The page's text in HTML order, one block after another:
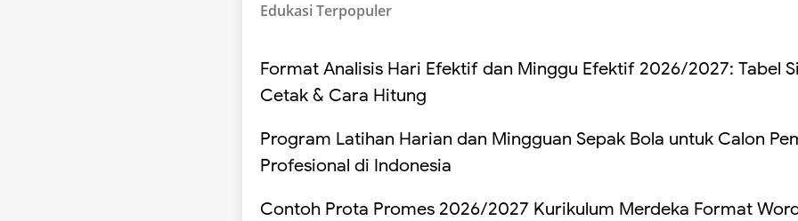
Edukasi Terpopuler
Format Analisis Hari Efektif dan Minggu Efektif 2026/2027: Tabel
Cetak & Cara Hitung
Program Latihan Harian dan Mingguan Sepak Bola untuk Calon
Profesional di Indonesia
Contoh Prota Promes 2026/2027 Kurikulum Merdeka Format